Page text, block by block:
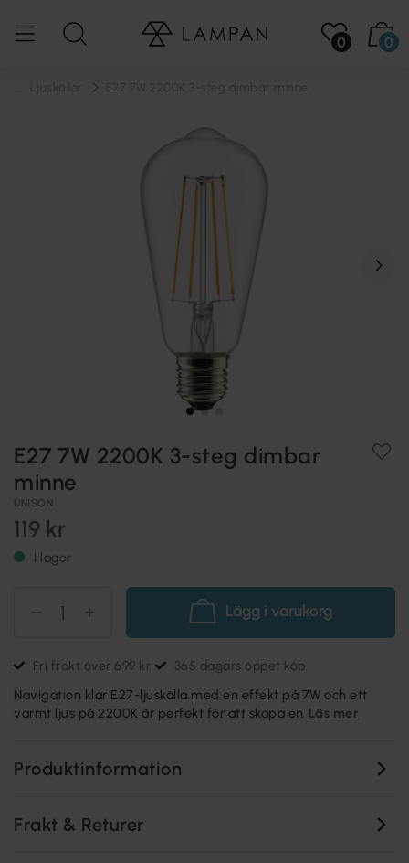
0 0
E27 7W 2200K 3-steg dimbar
minne
UNISON
119 kr
I lager
Lägg i varukorg
Fri frakt över 699 kr 365 dagars öppet köp
Navigation klar E27-ljuskälla med en effekt på 7W och ett
varmt ljus på 2200K är perfekt för att skapa en Läs mer
Produktinformation
Frakt & Returer